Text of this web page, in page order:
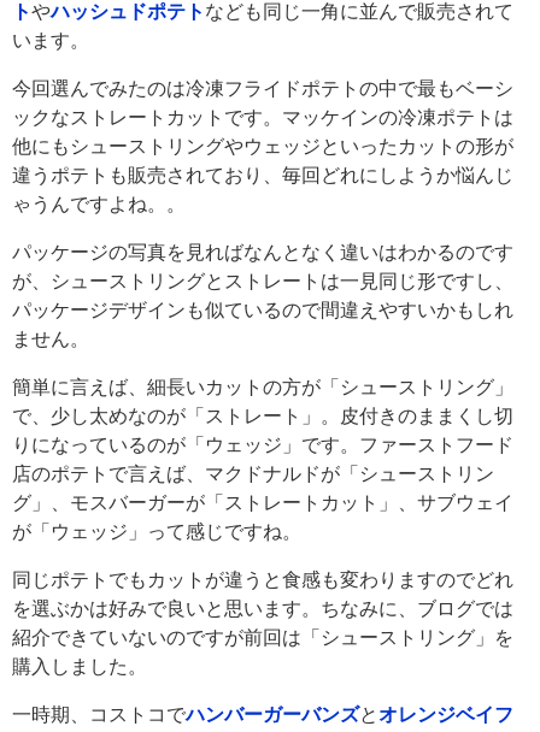
トやハッシュドポテト なども同じ一角に並んで販売されて
います。
今回選んでみたのは冷凍フライドポテトの中で最もベーシ
ックなストレートカットです。マッケインの冷凍ポテトは
他にもシューストリングやウェッジといったカットの形が
違うポテトも販売されており、毎回どれにしようか悩んじ
ゃうんですよね。。
パッケージの写真を見ればなんとなく違いはわかるのです
が、シューストリングとストレートは一見同じ形ですし、
パッケージデザインも似ているので間違えやすいかもしれ
ません。
簡単に言えば、細長いカットの方が「シューストリング」
で、少し太めなのが「ストレート」。皮付きのままくし切
りになっているのが「ウェッジ」です。ファーストフード
店のポテトで言えば、マクドナルドが「シューストリン
グ」、モスバーガーが「ストレートカット」、サブウェイ
が「ウェッジ」って感じですね。
同じポテトでもカットが違うと食感も変わりますのでどれ
を選ぶかは好みで良いと思います。ちなみに、ブログでは
紹介できていないのですが前回は「シューストリング」を
購入しました。
一時期、コストコでハンバーガーバンズとオレンジベイフ